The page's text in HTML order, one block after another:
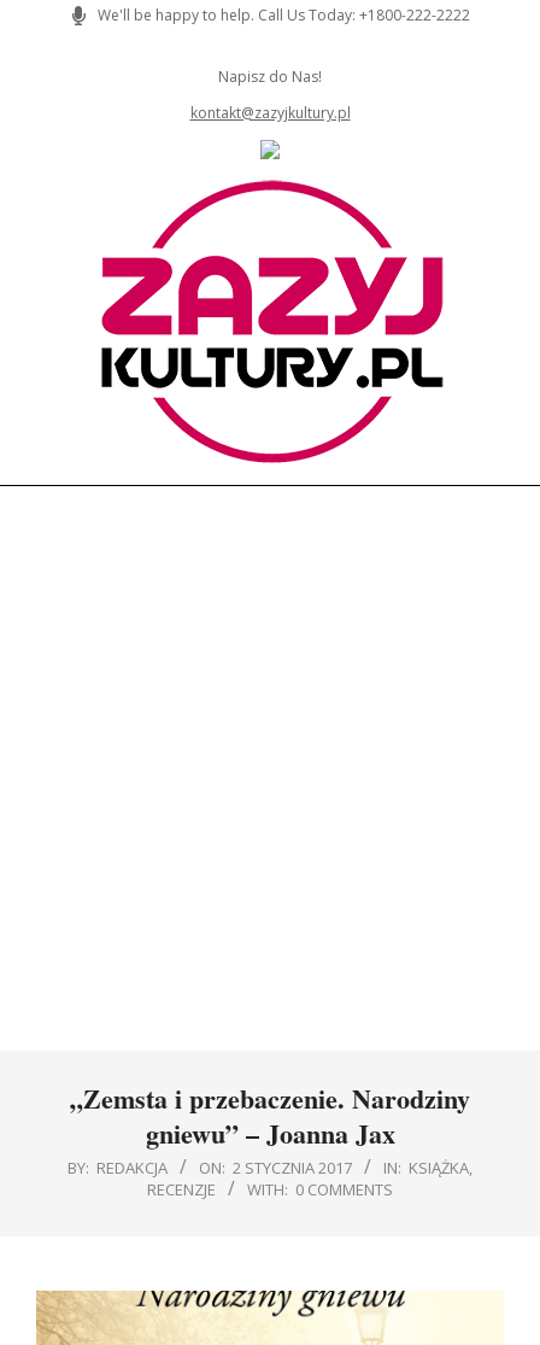
We'll be happy to help. Call Us Today: +1800-222-2222
Napisz do Nas!
kontakt@zazyjkultury.pl
ZAZYJKULTURY
„Zemsta i przebaczenie. Narodziny
gniewu” – Joanna Jax
BY: REDAKCJA ON: 2 STYCZNIA 2017 IN: KSIĄŻKA,
RECENZJE
WITH: 0 COMMENTS